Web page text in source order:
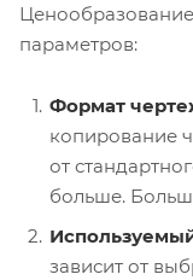
параметров:
Формат
копирование
от
больше.
зависит от